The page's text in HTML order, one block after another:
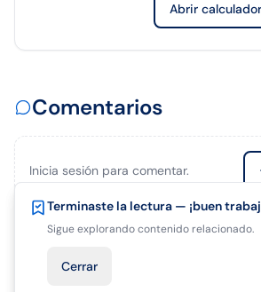
¿Te está gustando el artículo?
Guárdalo para terminar de leer después.
Guardar para después
Terminaste la lectura — ¡buen
Sigue explorando contenido relacionado.
Cerrar
Abrir
Comentarios
Inicia sesión para comentar.
Sé el primero en comentar.